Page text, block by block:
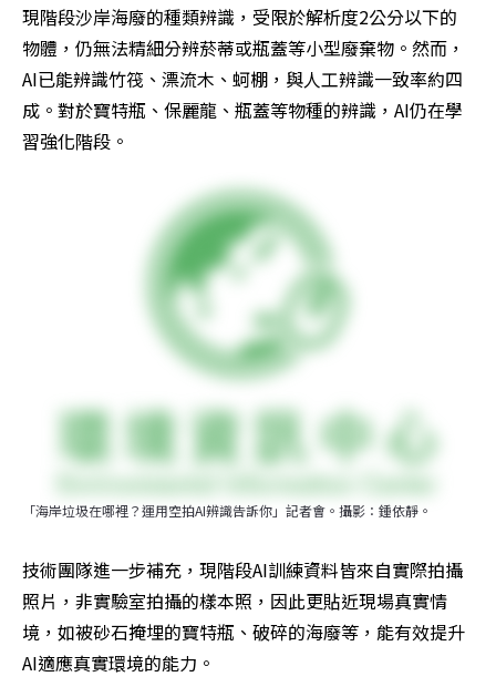
現階段沙岸海廢的種類辨識，受限於解析度2公分以下的
物體，仍無法精細分辨菸蒂或瓶蓋等小型廢棄物。然而，
AI已能辨識竹筏、漂流木、蚵棚，與人工辨識一致率約四
成。對於寶特瓶、保麗龍、瓶蓋等物種的辨識，AI仍在學
習強化階段。
「海岸垃圾在哪裡？運用空拍AI辨識告訴你」記者會。攝影：鍾依靜。
技術團隊進一步補充，現階段AI訓練資料皆來自實際拍攝
照片，非實驗室拍攝的樣本照，因此更貼近現場真實情
境，如被砂石掩埋的寶特瓶、破碎的海廢等，能有效提升
AI適應真實環境的能力。